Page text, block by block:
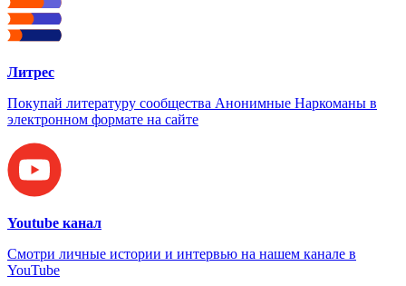
Литрес
Покупай литературу сообщества Анонимные Наркоманы в
электронном формате на сайте
Youtube канал
Смотри личные истории и интервью на нашем канале в
YouTube